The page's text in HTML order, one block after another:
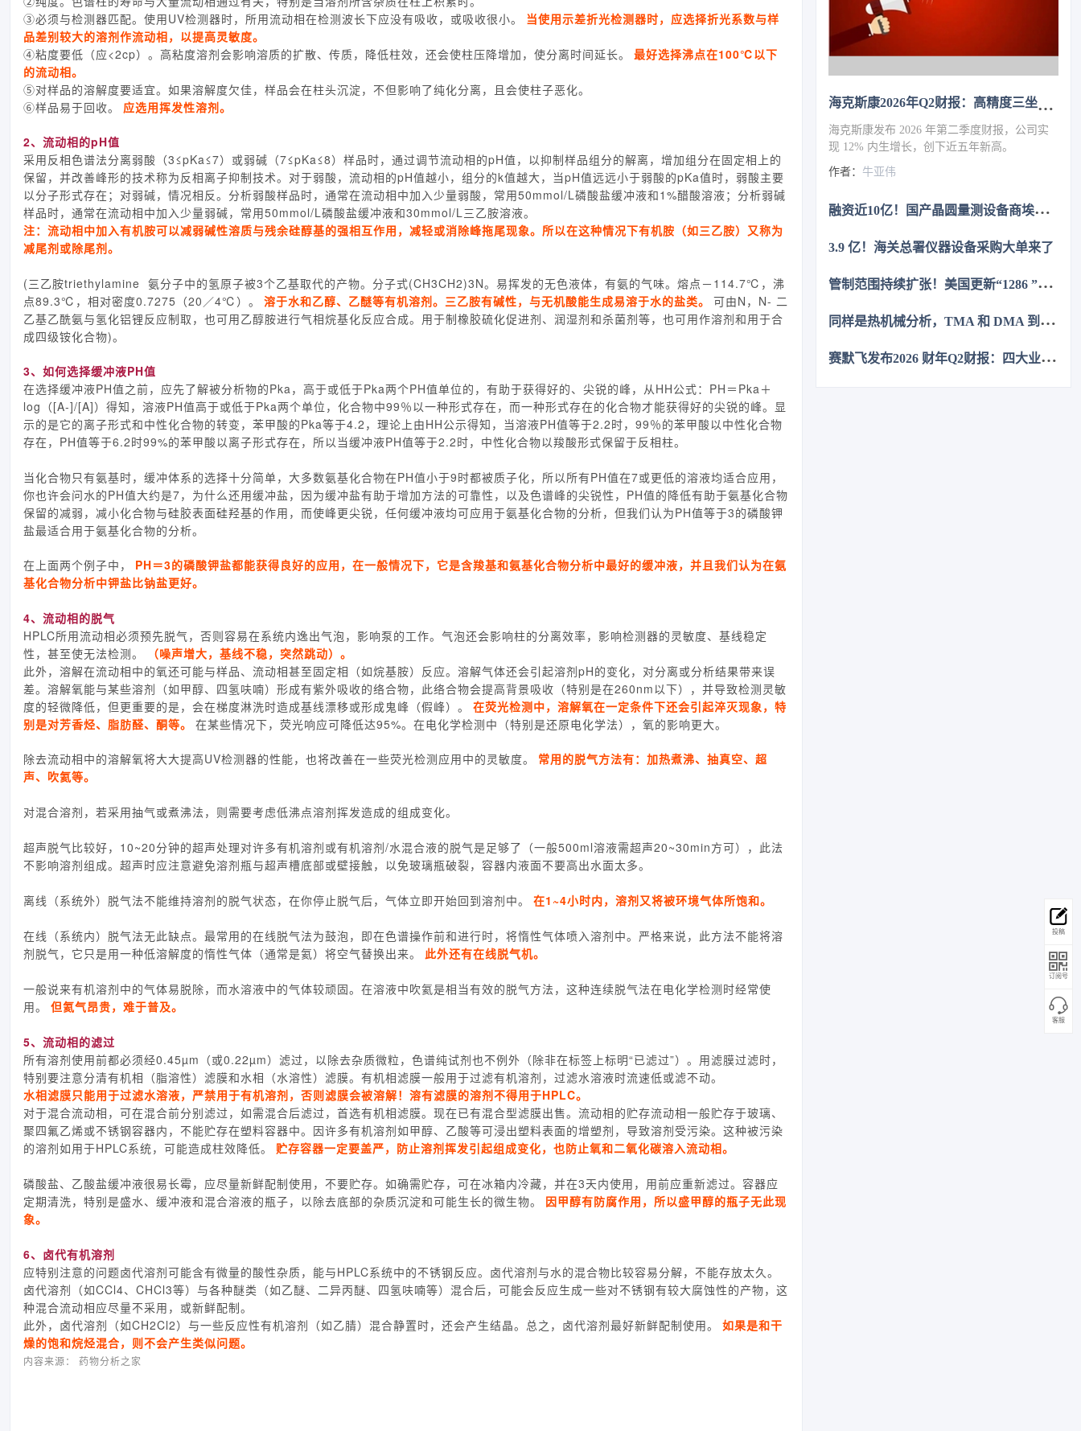
③必须与检测器匹配。使用UV检测器时，所用流动相在检测波长下应没有吸收，或吸收很小。
当使用示差折光检测器时，应选择折光系数与样
品差别较大的溶剂作流动相，以提高灵敏度。
④粘度要低（应<2cp）。高粘度溶剂会影响溶质的扩散、传质，降低柱效，还会使柱压降增加，使分离时间延长。
最好选择沸点在100℃以下
的流动相。
⑤对样品的溶解度要适宜。如果溶解度欠佳，样品会在柱头沉淀，不但影响了纯化分离，且会使柱子恶化。
⑥样品易于回收。
应选用挥发性溶剂。
2、流动相的pH值
采用反相色谱法分离弱酸（3≤pKa≤7）或弱碱（7≤pKa≤8）样品时，通过调节流动相的pH值，以抑制样品组分的解离，增加组分在固定相上的
保留，并改善峰形的技术称为反相离子抑制技术。对于弱酸，流动相的pH值越小，组分的k值越大，当pH值远远小于弱酸的pKa值时，弱酸主要
以分子形式存在；对弱碱，情况相反。分析弱酸样品时，通常在流动相中加入少量弱酸，常用50mmol/L磷酸盐缓冲液和1%醋酸溶液；分析弱碱
样品时，通常在流动相中加入少量弱碱，常用50mmol/L磷酸盐缓冲液和30mmol/L三乙胺溶液。
注：流动相中加入有机胺可以减弱碱性溶质与残余硅醇基的强相互作用，减轻或消除峰拖尾现象。所以在这种情况下有机胺（如三乙胺）又称为
减尾剂或除尾剂。
(三乙胺triethylamine 氨分子中的氢原子被3个乙基取代的产物。分子式(CH3CH2)3N。易挥发的无色液体，有氨的气味。熔点－114.7℃，沸
点89.3℃，相对密度0.7275（20／4℃）。
溶于水和乙醇、乙醚等有机溶剂。三乙胺有碱性，与无机酸能生成易溶于水的盐类。
可由N，N- 二
乙基乙酰氨与氢化铝锂反应制取，也可用乙醇胺进行气相烷基化反应合成。用于制橡胶硫化促进剂、润湿剂和杀菌剂等，也可用作溶剂和用于合
成四级铵化合物)。
3、如何选择缓冲液PH值
在选择缓冲液PH值之前，应先了解被分析物的Pka，高于或低于Pka两个PH值单位的，有助于获得好的、尖锐的峰，从HH公式：PH＝Pka＋
log（[A-]/[A]）得知，溶液PH值高于或低于Pka两个单位，化合物中99％以一种形式存在，而一种形式存在的化合物才能获得好的尖锐的峰。显
示的是它的离子形式和中性化合物的转变，苯甲酸的Pka等于4.2，理论上由HH公示得知，当溶液PH值等于2.2时，99％的苯甲酸以中性化合物
存在，PH值等于6.2时99%的苯甲酸以离子形式存在，所以当缓冲液PH值等于2.2时，中性化合物以羧酸形式保留于反相柱。
当化合物只有氨基时，缓冲体系的选择十分简单，大多数氨基化合物在PH值小于9时都被质子化，所以所有PH值在7或更低的溶液均适合应用，
你也许会问水的PH值大约是7，为什么还用缓冲盐，因为缓冲盐有助于增加方法的可靠性，以及色谱峰的尖锐性，PH值的降低有助于氨基化合物
保留的减弱，减小化合物与硅胶表面硅羟基的作用，而使峰更尖锐，任何缓冲液均可应用于氨基化合物的分析，但我们认为PH值等于3的磷酸钾
盐最适合用于氨基化合物的分析。
在上面两个例子中，
PH＝3的磷酸钾盐都能获得良好的应用，在一般情况下，它是含羧基和氨基化合物分析中最好的缓冲液，并且我们认为在氨
基化合物分析中钾盐比钠盐更好。
4、流动相的脱气
HPLC所用流动相必须预先脱气，否则容易在系统内逸出气泡，影响泵的工作。气泡还会影响柱的分离效率，影响检测器的灵敏度、基线稳定
性，甚至使无法检测。
（噪声增大，基线不稳，突然跳动）。
此外，溶解在流动相中的氧还可能与样品、流动相甚至固定相（如烷基胺）反应。溶解气体还会引起溶剂pH的变化，对分离或分析结果带来误
差。溶解氧能与某些溶剂（如甲醇、四氢呋喃）形成有紫外吸收的络合物，此络合物会提高背景吸收（特别是在260nm以下），并导致检测灵敏
度的轻微降低，但更重要的是，会在梯度淋洗时造成基线漂移或形成鬼峰（假峰）。
在荧光检测中，溶解氧在一定条件下还会引起淬灭现象，特
别是对芳香烃、脂肪醛、酮等。
在某些情况下，荧光响应可降低达95%。在电化学检测中（特别是还原电化学法），氧的影响更大。
除去流动相中的溶解氧将大大提高UV检测器的性能，也将改善在一些荧光检测应用中的灵敏度。
常用的脱气方法有：加热煮沸、抽真空、超
声、吹氦等。
对混合溶剂，若采用抽气或煮沸法，则需要考虑低沸点溶剂挥发造成的组成变化。
超声脱气比较好，10~20分钟的超声处理对许多有机溶剂或有机溶剂/水混合液的脱气是足够了（一般500ml溶液需超声20~30min方可），此法
不影响溶剂组成。超声时应注意避免溶剂瓶与超声槽底部或壁接触，以免玻璃瓶破裂，容器内液面不要高出水面太多。
离线（系统外）脱气法不能维持溶剂的脱气状态，在你停止脱气后，气体立即开始回到溶剂中。 在1~4小时内，溶剂又将被环境气体所饱和。
在线（系统内）脱气法无此缺点。最常用的在线脱气法为鼓泡，即在色谱操作前和进行时，将惰性气体喷入溶剂中。严格来说，此方法不能将溶
剂脱气，它只是用一种低溶解度的惰性气体（通常是氦）将空气替换出来。
此外还有在线脱气机。
一般说来有机溶剂中的气体易脱除，而水溶液中的气体较顽固。在溶液中吹氦是相当有效的脱气方法，这种连续脱气法在电化学检测时经常使
用。
但氦气昂贵，难于普及。
5、流动相的滤过
所有溶剂使用前都必须经0.45µm（或0.22µm）滤过，以除去杂质微粒，色谱纯试剂也不例外（除非在标签上标明“已滤过”）。用滤膜过滤时，
特别要注意分清有机相（脂溶性）滤膜和水相（水溶性）滤膜。有机相滤膜一般用于过滤有机溶剂，过滤水溶液时流速低或滤不动。
水相滤膜只能用于过滤水溶液，严禁用于有机溶剂，否则滤膜会被溶解！溶有滤膜的溶剂不得用于HPLC。
对于混合流动相，可在混合前分别滤过，如需混合后滤过，首选有机相滤膜。现在已有混合型滤膜出售。流动相的贮存流动相一般贮存于玻璃、
聚四氟乙烯或不锈钢容器内，不能贮存在塑料容器中。因许多有机溶剂如甲醇、乙酸等可浸出塑料表面的增塑剂，导致溶剂受污染。这种被污染
的溶剂如用于HPLC系统，可能造成柱效降低。
贮存容器一定要盖严，防止溶剂挥发引起组成变化，也防止氧和二氧化碳溶入流动相。
磷酸盐、乙酸盐缓冲液很易长霉，应尽量新鲜配制使用，不要贮存。如确需贮存，可在冰箱内冷藏，并在3天内使用，用前应重新滤过。容器应
定期清洗，特别是盛水、缓冲液和混合溶液的瓶子，以除去底部的杂质沉淀和可能生长的微生物。
因甲醇有防腐作用，所以盛甲醇的瓶子无此现
象。
6、卤代有机溶剂
应特别注意的问题卤代溶剂可能含有微量的酸性杂质，能与HPLC系统中的不锈钢反应。卤代溶剂与水的混合物比较容易分解，不能存放太久。
卤代溶剂（如CCl4、CHCl3等）与各种醚类（如乙醚、二异丙醚、四氢呋喃等）混合后，可能会反应生成一些对不锈钢有较大腐蚀性的产物，这
种混合流动相应尽量不采用，或新鲜配制。
此外，卤代溶剂（如CH2Cl2）与一些反应性有机溶剂（如乙腈）混合静置时，还会产生结晶。总之，卤代溶剂最好新鲜配制使用。
如果是和干
燥的饱和烷烃混合，则不会产生类似问题。
内容来源： 药物分析之家
海克斯康2026年Q2财报：高精度三坐标需求旺盛，制造智能业务增长13%
海克斯康发布 2026 年第二季度财报，公司实
现 12% 内生增长，创下近五年新高。
作者： 牛亚伟
融
资近10亿！国产晶圆量测设备商埃芯半导体获B+轮融资
3.9 亿！海关总署仪器设备采购大单来了
管
制范围持续扩张！美国更新“1286 ”清单，复旦、上交等上榜
同
样是热机械分析，TMA 和 DMA 到底怎么选？一次讲清
赛
默飞发布2026 财年Q2财报：四大业务全线增长
投稿
订阅号
客服